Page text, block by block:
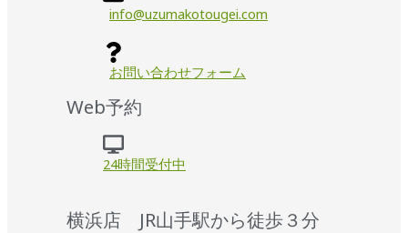
info@uzumakotougei.com
お問い合わせフォーム
Web予約
24時間受付中
横浜店 JR山手駅から徒歩３分